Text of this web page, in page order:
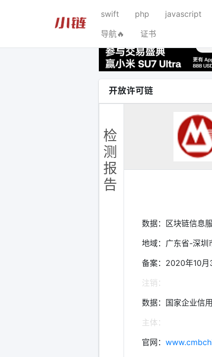
swift php javascript
导航🔥
证书
开放许可链
检
测
报
告
数据：区块链信息
地域：广东省-深圳
备案：2020年10
注销：
数据：国家企业信
主体：
官网：